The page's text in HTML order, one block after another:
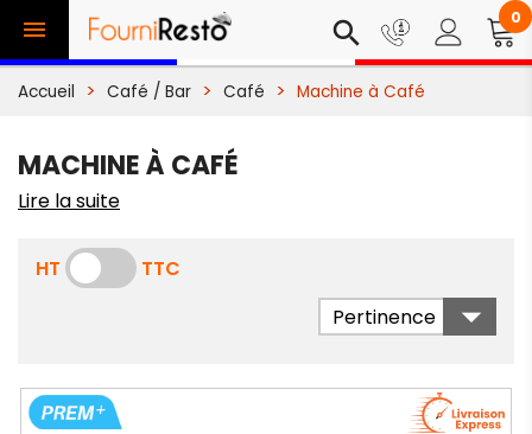
 search 0
Accueil Café / Bar Café Machine à Café
MACHINE À CAFÉ
Lire la suite
HT
TTC
Pertinence
